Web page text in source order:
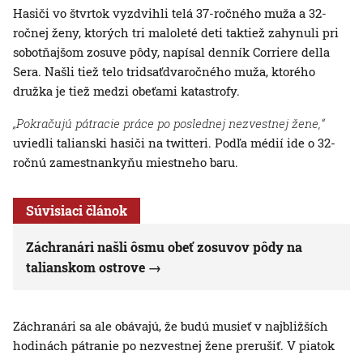
Hasiči vo štvrtok vyzdvihli telá 37-ročného muža a 32-
ročnej ženy, ktorých tri maloleté deti taktiež zahynuli pri
sobotňajšom zosuve pôdy, napísal denník Corriere della
Sera. Našli tiež telo tridsaťdvaročného muža, ktorého
družka je tiež medzi obeťami katastrofy.
„Pokračujú pátracie práce po poslednej nezvestnej žene,“
uviedli talianski hasiči na twitteri. Podľa médií ide o 32-
ročnú zamestnankyňu miestneho baru.
Súvisiaci článok
Záchranári našli ôsmu obeť zosuvov pôdy na
talianskom ostrove
Záchranári sa ale obávajú, že budú musieť v najbližších
hodinách pátranie po nezvestnej žene prerušiť. V piatok